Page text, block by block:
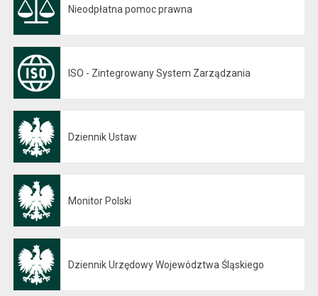
Nieodpłatna pomoc prawna
ISO - Zintegrowany System Zarządzania
Dziennik Ustaw
Monitor Polski
Dziennik Urzędowy Województwa Śląskiego